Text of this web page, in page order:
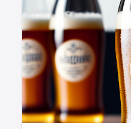
知家DTC营销攻